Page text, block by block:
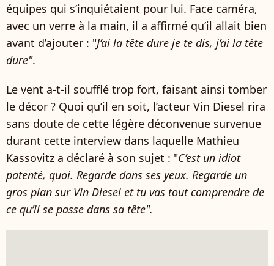
équipes qui s’inquiétaient pour lui. Face caméra,
avec un verre à la main, il a affirmé qu’il allait bien
avant d’ajouter : "J’ai la tête dure je te dis, j’ai la tête
dure".
Le vent a-t-il soufflé trop fort, faisant ainsi tomber
le décor ? Quoi qu’il en soit, l’acteur Vin Diesel rira
sans doute de cette légère déconvenue survenue
durant cette interview dans laquelle Mathieu
Kassovitz a déclaré à son sujet : "C’est un idiot
patenté, quoi. Regarde dans ses yeux. Regarde un
gros plan sur Vin Diesel et tu vas tout comprendre de
ce qu’il se passe dans sa tête".